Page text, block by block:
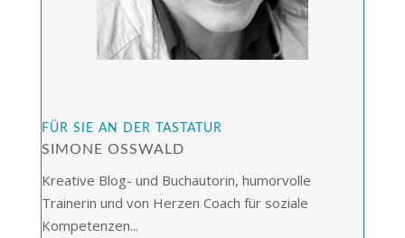
FÜR SIE AN DER TASTATUR
SIMONE OSSWALD
Kreative Blog- und Buchautorin, humorvolle
Trainerin und von Herzen Coach für soziale
Kompetenzen...